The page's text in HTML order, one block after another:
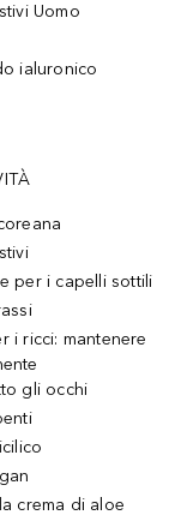
Uomo
ialuronico
per i capelli sottili
i ricci: mantenere
gli occhi
crema di aloe